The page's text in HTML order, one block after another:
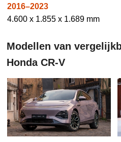
2016–2023
4.600 x 1.855 x 1.689 mm
Modellen van
Honda CR-V